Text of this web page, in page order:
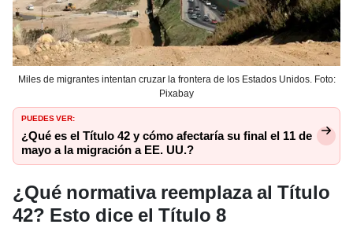
Miles de migrantes intentan cruzar la frontera de los Estados Unidos. Foto:
Pixabay
PUEDES VER:
¿Qué es el Título 42 y cómo afectaría su final el 11 de
mayo a la migración a EE. UU.?
¿Qué normativa reemplaza al Título
42? Esto dice el Título 8